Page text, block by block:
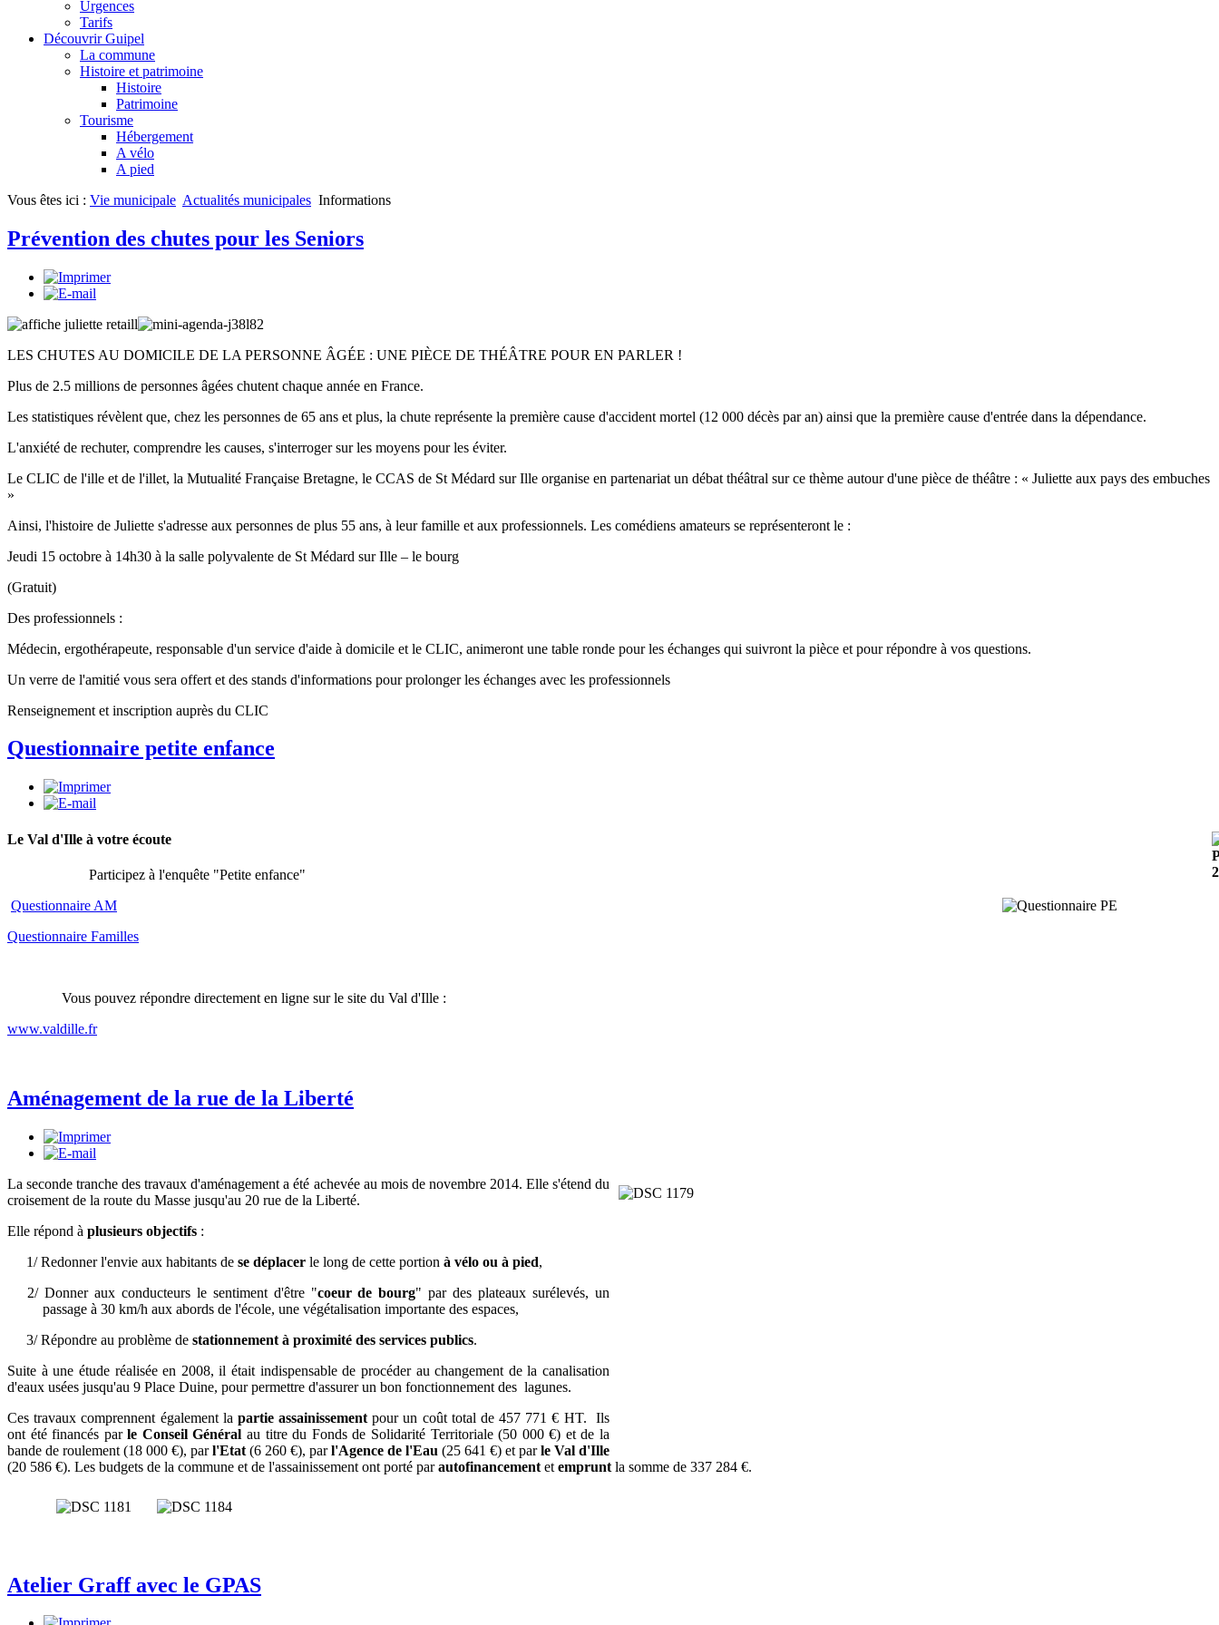
Urgences
Tarifs
Découvrir Guipel
La commune
Histoire et patrimoine
Histoire
Patrimoine
Tourisme
Hébergement
A vélo
A pied
Vous êtes ici : Vie municipale Actualités municipales Informations
Prévention des chutes pour les Seniors
LES CHUTES AU DOMICILE DE LA PERSONNE ÂGÉE : UNE PIÈCE DE THÉÂTRE POUR EN PARLER !
Plus de 2.5 millions de personnes âgées chutent chaque année en France.
Les statistiques révèlent que, chez les personnes de 65 ans et plus, la chute représente la première cause d'accident mortel (12 000 décès par an) ainsi que la première cause d'entrée dans la dépendance.
L'anxiété de rechuter, comprendre les causes, s'interroger sur les moyens pour les éviter.
Le CLIC de l'ille et de l'illet, la Mutualité Française Bretagne, le CCAS de St Médard sur Ille organise en partenariat un débat théâtral sur ce thème autour d'une pièce de théâtre : « Juliette aux pays des embuches
»
Ainsi, l'histoire de Juliette s'adresse aux personnes de plus 55 ans, à leur famille et aux professionnels. Les comédiens amateurs se représenteront le :
Jeudi 15 octobre à 14h30 à la salle polyvalente de St Médard sur Ille – le bourg
(Gratuit)
Des professionnels :
Médecin, ergothérapeute, responsable d'un service d'aide à domicile et le CLIC, animeront une table ronde pour les échanges qui suivront la pièce et pour répondre à vos questions.
Un verre de l'amitié vous sera offert et des stands d'informations pour prolonger les échanges avec les professionnels
Renseignement et inscription auprès du CLIC
Questionnaire petite enfance
Le Val d'Ille à votre écoute
Participez à l'enquête "Petite enfance"
Questionnaire AM
Questionnaire Familles
Vous pouvez répondre directement en ligne sur le site du Val d'Ille :
www.valdille.fr
Aménagement de la rue de la Liberté
La seconde tranche des travaux d'aménagement a été achevée au mois de novembre 2014. Elle s'étend du
croisement de la route du Masse jusqu'au 20 rue de la Liberté.
Elle répond à plusieurs objectifs :
1/ Redonner l'envie aux habitants de se déplacer le long de cette portion à vélo ou à pied,
2/ Donner aux conducteurs le sentiment d'être "coeur de bourg" par des plateaux surélevés, un
passage à 30 km/h aux abords de l'école, une végétalisation importante des espaces,
3/ Répondre au problème de stationnement à proximité des services publics.
Suite à une étude réalisée en 2008, il était indispensable de procéder au changement de la canalisation
d'eaux usées jusqu'au 9 Place Duine, pour permettre d'assurer un bon fonctionnement des lagunes.
Ces travaux comprennent également la partie assainissement pour un coût total de 457 771 € HT. Ils
ont été financés parle Conseil Général au titre du Fonds de Solidarité Territoriale (50 000 €) et de la
bande de roulement (18 000 €), parl'Etat (6 260 €), parl'Agence de l'Eau (25 641 €) et parle Val d'Ille
(20 586 €). Les budgets de la commune et de l'assainissement ont porté parautofinancement et emprunt la somme de 337 284 €.
Atelier Graff avec le GPAS